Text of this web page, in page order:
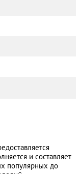
и составляет
популярных до